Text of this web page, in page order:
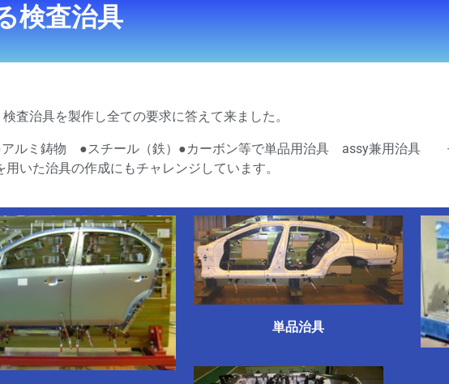
検査治具
治具を製作し全ての要求に答えて来ました。
ルミ鋳物 ●スチール（鉄）●カーボン等で単品用治具 assy兼用治具
を用いた治具の作成にもチャレンジしています。
単品治具